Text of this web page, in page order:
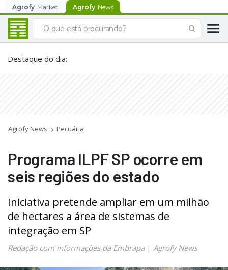
Agrofy Market Agrofy News
Destaque do dia:
Agrofy News Pecuária
Programa ILPF SP ocorre em
seis regiões do estado
Iniciativa pretende ampliar em um milhão
de hectares a área de sistemas de
integração em SP
Redação com informações da Embrapa| Agrofy News